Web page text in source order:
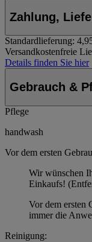
Zahlung,
Standardlieferung:
Versandkostenfreie
Details finden Sie hier
Gebrauch &
Pflege
handwash
Vor dem ersten
Wir wünschen
Einkaufs!
Vor dem ersten
immer die
Reinigung: